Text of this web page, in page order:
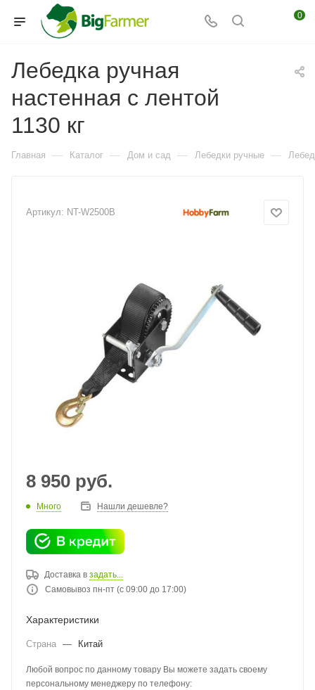
0
Лебедка ручная
настенная с лентой
1130 кг
Главная — Каталог — Дом и сад — Лебедки ручные —
Артикул: NT-W2500B
8 950 руб.
Много Нашли дешевле?
Доставка в задать...
Самовывоз пн-пт (с 09:00 до 17:00)
Характеристики
Страна — Китай
Любой вопрос по данному товару Вы можете задать своему
персональному менеджеру по телефону: